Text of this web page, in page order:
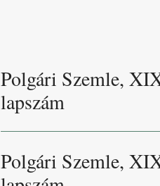
Polgári Szemle,
lapszám
Polgári Szemle,